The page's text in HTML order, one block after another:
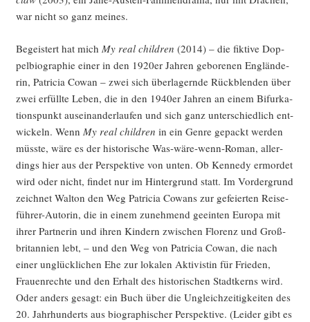
war nicht so ganz meines.
Begeis­tert hat mich My real child­ren (2014) – die fik­ti­ve Dop­
pel­bio­gra­phie einer in den 1920er Jah­ren gebo­re­nen Eng­län­de­
rin, Patri­cia Cowan – zwei sich über­la­gern­de Rück­blen­den über
zwei erfüll­te Leben, die in den 1940er Jah­ren an einem Bif­ur­ka­
ti­ons­punkt aus­ein­an­der­lau­fen und sich ganz unter­schied­lich ent­
wi­ckeln. Wenn My real child­ren in ein Gen­re gepackt wer­den
müss­te, wäre es der his­to­ri­sche Was-wäre-wenn-Roman, aller­
dings hier aus der Per­spek­ti­ve von unten. Ob Ken­ne­dy ermor­det
wird oder nicht, fin­det nur im Hin­ter­grund statt. Im Vor­der­grund
zeich­net Walt­on den Weg Patri­cia Cowans zur gefei­er­ten Rei­se­
füh­rer-Autorin, die in einem zuneh­mend geein­ten Euro­pa mit
ihrer Part­ne­rin und ihren Kin­dern zwi­schen Flo­renz und Groß­
bri­tan­ni­en lebt, – und den Weg von Patri­cia Cowan, die nach
einer unglück­li­chen Ehe zur loka­len Akti­vis­tin für Frie­den,
Frau­en­rech­te und den Erhalt des his­to­ri­schen Stadt­kerns wird.
Oder anders gesagt: ein Buch über die Ungleich­zei­tig­kei­ten des
20. Jahr­hun­derts aus bio­gra­phi­scher Per­spek­ti­ve. (Lei­der gibt es